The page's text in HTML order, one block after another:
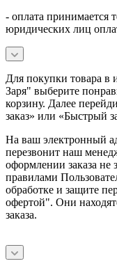
- оплата принимается
юридических лиц
Для покупки товара в
Заря" выберите
корзину. Далее
заказ» или «Быстрый
На ваш электронный
перезвонит наш
оформлении заказа не
правилами
обработке и защите
офертой". Они
заказа.